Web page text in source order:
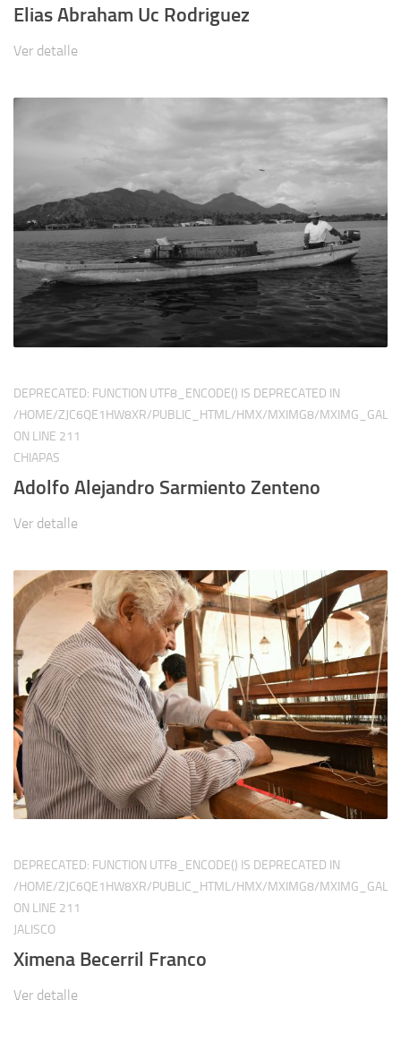
Elias Abraham Uc Rodriguez
Ver detalle
DEPRECATED: FUNCTION UTF8_ENCODE() IS DEPRECATED IN
/HOME/ZJC6QE1HW8XR/PUBLIC_HTML/HMX/MXIMG8/
ON LINE 211
CHIAPAS
Adolfo Alejandro Sarmiento Zenteno
Ver detalle
DEPRECATED: FUNCTION UTF8_ENCODE() IS DEPRECATED IN
/HOME/ZJC6QE1HW8XR/PUBLIC_HTML/HMX/MXIMG8/
ON LINE 211
JALISCO
Ximena Becerril Franco
Ver detalle